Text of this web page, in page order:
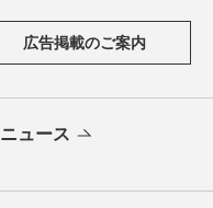
広告掲載のご案内
ニュース